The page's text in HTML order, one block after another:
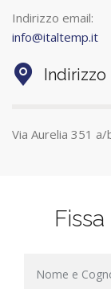
Indirizzo email:
info@italtemp.it
Indirizzo
Via Aurelia 351
Fissa